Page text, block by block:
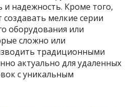
и надежность. Кроме того,
создавать мелкие серии
оборудования или
сложно или
традиционными
актуально для удаленных
с уникальным